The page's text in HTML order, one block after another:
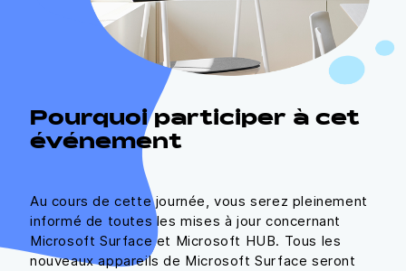
Pourquoi participer à cet
événement
Au cours de cette journée, vous serez pleinement
informé de toutes les mises à jour concernant
Microsoft Surface et Microsoft HUB. Tous les
nouveaux appareils de Microsoft Surface seront